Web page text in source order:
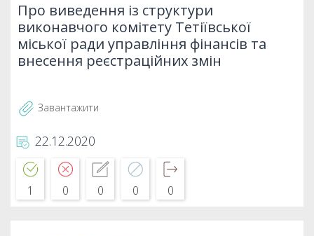
Про виведення із структури
виконавчого комітету Тетіївської
міської ради управління фінансів та
внесення реєстраційних змін
Завантажити
22.12.2020
1 0 0 0 0